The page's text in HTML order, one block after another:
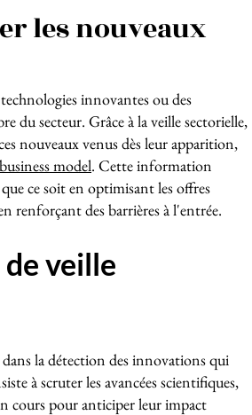
les nouveaux
innovantes ou des
du secteur. Grâce à la veille sectorielle,
nouveaux venus dès leur apparition,
business model. Cette information
ce soit en optimisant les offres
renforçant des barrières à l'entrée.
veille
la détection des innovations qui
à scruter les avancées scientifiques,
cours pour anticiper leur impact